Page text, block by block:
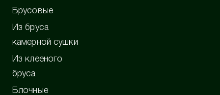
Брусовые
Из бруса
камерной сушки
Из клееного
бруса
Блочные